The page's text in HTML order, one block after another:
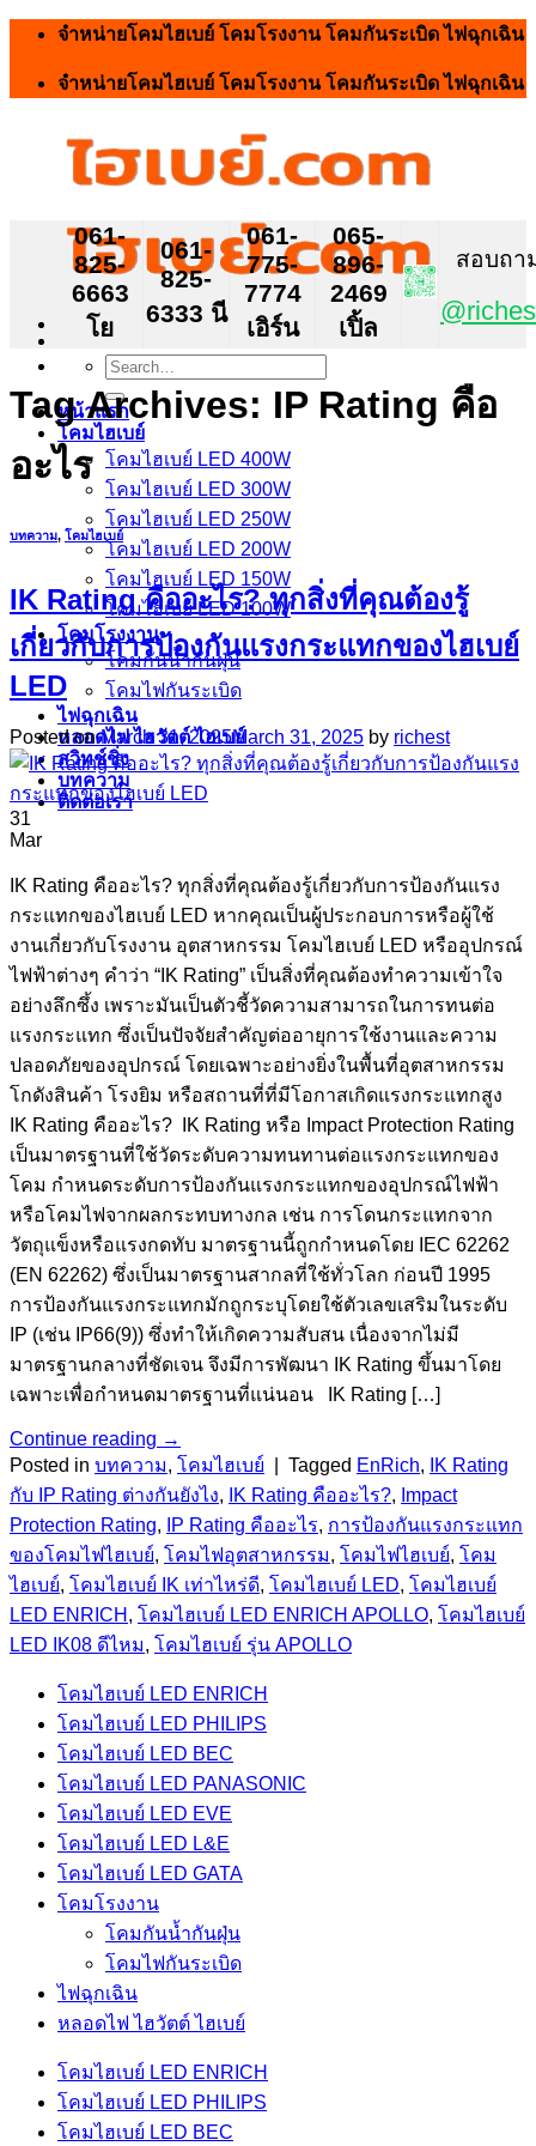
Skip
content
จำหน่ายโคมไฮเบย์ โคมโรงงาน โคมกันระเบิด ไฟฉุกเฉิน
จำหน่ายโคมไฮเบย์ โคมโรงงาน โคมกันระเบิด ไฟฉุกเฉิน
Search
for:
หน้าแรก
โคมไฮเบย์
โคมไฮเบย์ LED 400W
โคมไฮเบย์ LED 300W
โคมไฮเบย์ LED 250W
โคมไฮเบย์ LED 200W
โคมไฮเบย์ LED 150W
โคมไฮเบย์ LED 100W
โคมโรงงาน
โคมกันน้ำกันฝุ่น
โคมไฟกันระเบิด
ไฟฉุกเฉิน
หลอดไฟ ไฮวัตต์ ไฮเบย์
สวิทช์ชิ่ง
บทความ
ติดต่อเรา
061-
825-
6663
โย
061-
825-
6333 นี
061-
775-
7774
เอิร์น
065-
896-
2469
เปิ้ล
สอบถา
Tag Archives: IP Rating คือ
อะไร
บทความ, โคมไฮเบย์
IK Rating คืออะไร? ทุกสิ่งที่คุณต้องรู้
เกี่ยวกับการป้องกันแรงกระแทกของไฮเบย์
LED
Posted onMarch 31, 2025March 31, 2025 by richest
31
Mar
IK Rating คืออะไร? ทุกสิ่งที่คุณต้องรู้เกี่ยวกับการป้องกันแรง
กระแทกของไฮเบย์ LED หากคุณเป็นผู้ประกอบการหรือผู้ใช้
งานเกี่ยวกับโรงงาน อุตสาหกรรม โคมไฮเบย์ LED หรืออุปกรณ์
ไฟฟ้าต่างๆ คำว่า “IK Rating” เป็นสิ่งที่คุณต้องทำความเข้าใจ
อย่างลึกซึ้ง เพราะมันเป็นตัวชี้วัดความสามารถในการทนต่อ
แรงกระแทก ซึ่งเป็นปัจจัยสำคัญต่ออายุการใช้งานและความ
ปลอดภัยของอุปกรณ์ โดยเฉพาะอย่างยิ่งในพื้นที่อุตสาหกรรม
โกดังสินค้า โรงยิม หรือสถานที่ที่มีโอกาสเกิดแรงกระแทกสูง
IK Rating คืออะไร? IK Rating หรือ Impact Protection Rating
เป็นมาตรฐานที่ใช้วัดระดับความทนทานต่อแรงกระแทกของ
โคม กำหนดระดับการป้องกันแรงกระแทกของอุปกรณ์ไฟฟ้า
หรือโคมไฟจากผลกระทบทางกล เช่น การโดนกระแทกจาก
วัตถุแข็งหรือแรงกดทับ มาตรฐานนี้ถูกกำหนดโดย IEC 62262
(EN 62262) ซึ่งเป็นมาตรฐานสากลที่ใช้ทั่วโลก ก่อนปี 1995
การป้องกันแรงกระแทกมักถูกระบุโดยใช้ตัวเลขเสริมในระดับ
IP (เช่น IP66(9)) ซึ่งทำให้เกิดความสับสน เนื่องจากไม่มี
มาตรฐานกลางที่ชัดเจน จึงมีการพัฒนา IK Rating ขึ้นมาโดย
เฉพาะเพื่อกำหนดมาตรฐานที่แน่นอน IK Rating […]
Continue reading →
Posted in บทความ, โคมไฮเบย์ Tagged EnRich,
IK Rating
กับ IP Rating ต่างกันยังไง, IK Rating คืออะไร?, Impact
Protection Rating, IP Rating คืออะไร, การป้องกันแรงกระแทก
ของโคมไฟไฮเบย์, โคมไฟอุตสาหกรรม, โคมไฟไฮเบย์, โคม
ไฮเบย์, โคมไฮเบย์ IK เท่าไหร่ดี, โคมไฮเบย์ LED, โคมไฮเบย์
LED ENRICH , โคมไฮเบย์ LED ENRICH APOLLO, โคมไฮเบย์
LED IK08 ดีไหม, โคมไฮเบย์ รุ่น APOLLO
โคมไฮเบย์ LED ENRICH
โคมไฮเบย์ LED PHILIPS
โคมไฮเบย์ LED BEC
โคมไฮเบย์ LED PANASONIC
โคมไฮเบย์ LED EVE
โคมไฮเบย์ LED L&E
โคมไฮเบย์ LED GATA
โคมโรงงาน
โคมกันน้ำกันฝุ่น
โคมไฟกันระเบิด
ไฟฉุกเฉิน
หลอดไฟ ไฮวัตต์ ไฮเบย์
โคมไฮเบย์ LED ENRICH
โคมไฮเบย์ LED PHILIPS
โคมไฮเบย์ LED BEC